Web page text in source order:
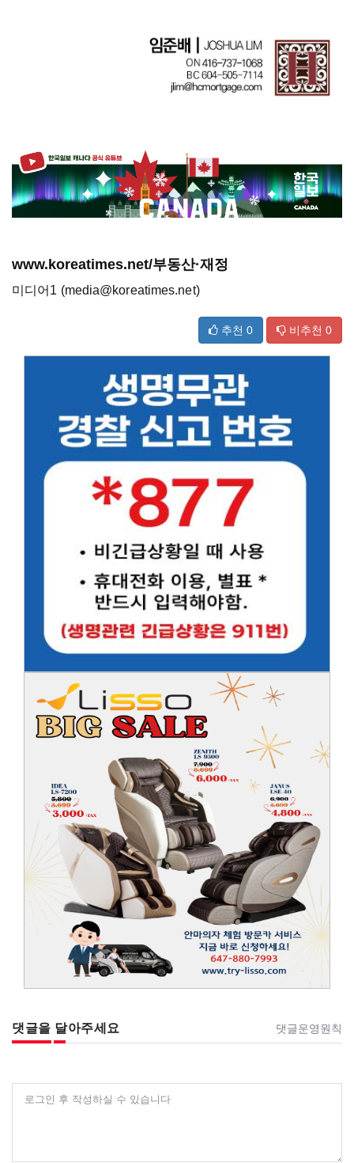
www.koreatimes.net/부동산·재정
미디어1 (media@koreatimes.net)
추천 0 비추천 0
댓글을 달아주세요 댓글운영원칙
로그인 후 작성하실 수 있습니다